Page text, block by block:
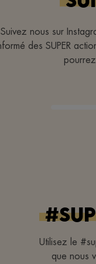
Suivez nous sur
des SUPER
Utilisez le
que nous